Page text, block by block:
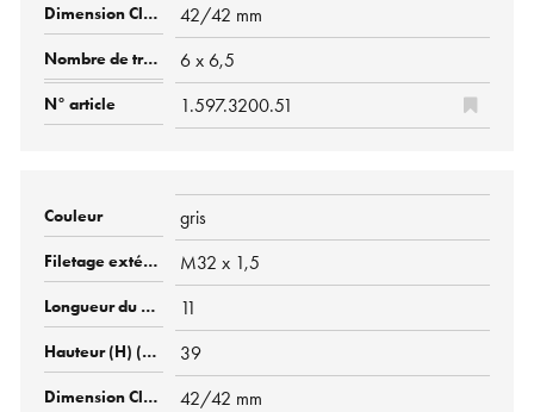
42/42 mm
6 x 6,5
1.597.3200.51
gris
M32 x 1,5
11
39
42/42 mm